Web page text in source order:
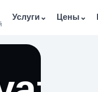
Услуги ⌄ Цены ⌄